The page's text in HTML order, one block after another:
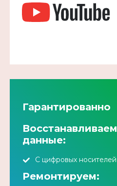
Гарантированно
Восстанавливаем
данные:
С цифровых носителей
Ремонтируем: